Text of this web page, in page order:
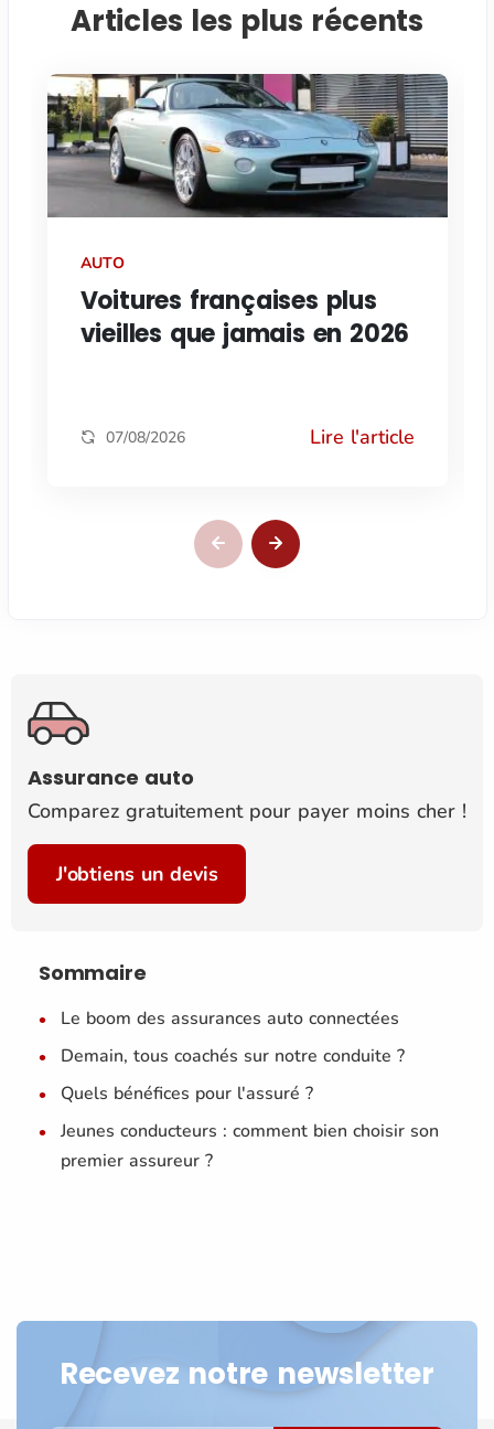
Articles les plus récents
AUTO
Voitures françaises plus
vieilles que jamais en 2026
07/08/2026 Lire l'article
Assurance auto
Comparez gratuitement pour payer moins cher !
J'obtiens un devis
Sommaire
Le boom des assurances auto connectées
Demain, tous coachés sur notre conduite ?
Quels bénéfices pour l'assuré ?
Jeunes conducteurs : comment bien choisir son
premier assureur ?
Recevez notre newsletter